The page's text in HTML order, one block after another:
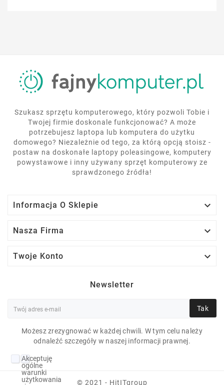
Szukasz sprzętu komputerowego, który pozwoli Tobie i
Twojej firmie doskonale funkcjonować? A może
potrzebujesz laptopa lub komputera do użytku
domowego? Niezależnie od tego, za którą opcją stoisz -
postaw na doskonałe laptopy poleasingowe, komputery
powystawowe i inny używany sprzęt komputerowy ze
sprawdzonego źródła!
Informacja O Sklepie 
Nasza Firma 
Twoje Konto 
Newsletter
Tak
Możesz zrezygnować w każdej chwili. W tym celu należy
odnaleźć szczegóły w naszej informacji prawnej.
Akceptuję
ogólne
warunki
użytkowania
© 2021 - HitITgroup